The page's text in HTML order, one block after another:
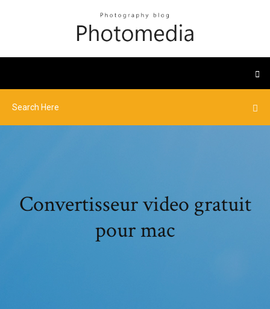
Convertisseur video gratuit
pour mac